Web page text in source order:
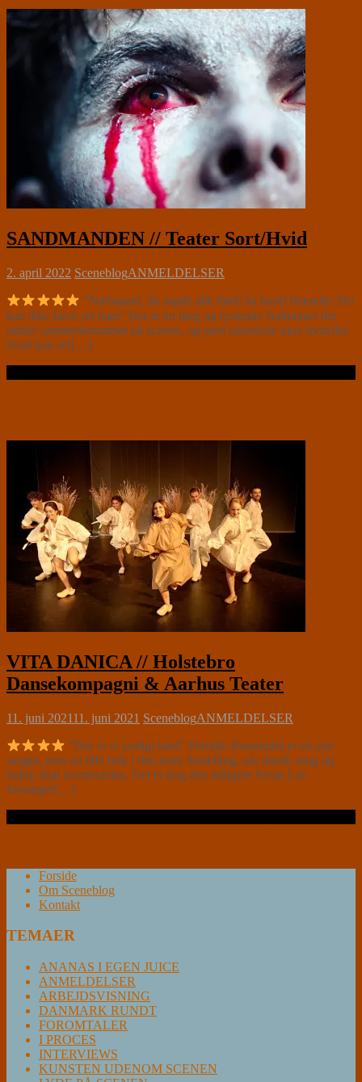
SANDMANDEN // Teater Sort/Hvid
2. april 2022 SceneblogANMELDELSER
”Nathanael, du sagde alle døde da huset brændte. Du
kan ikke have set ham” Det er en bleg og rystende Nathanael der
sidder sammenkrummet på scenen, og med opspilede øjne fortæller
hvad han ser[…]
VITA DANICA // Holstebro
Dansekompagni & Aarhus Teater
11. juni 202111. juni 2021 SceneblogANMELDELSER
”Der er et yndigt land” Pernille Rosendahl er en stor
sanger, men en lille brik i den store fortælling, når dansk sang og
kultur skal iscenesættes. Det er dog den tidligere Swan Lee
forsanger[…]
Forside
Om Sceneblog
Kontakt
TEMAER
ANANAS I EGEN JUICE
ANMELDELSER
ARBEJDSVISNING
DANMARK RUNDT
FOROMTALER
I PROCES
INTERVIEWS
KUNSTEN UDENOM SCENEN